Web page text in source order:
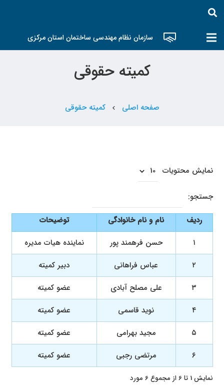
سازمان نظام مهندسی ساختمان استان مرکزی
کمیته حقوقی
صفحه اصلی chevron_left کمیته حقوقی
نمایش محتویات
جستجو:
ردیف
نام و نام خانوادگی
توضیحات
۱
حسن فرهمند پور
نماینده هیات مدیره
۲
عباس فراهانی
دبیر کمیته
۳
علی مصلح آبادی
عضو کمیته
۴
نوید قاسمی
عضو کمیته
۵
مجید بهرامی
عضو کمیته
۶
مرتضی رجبی عضو کمیته
نمایش 1 تا 6 از مجموع 6 مورد